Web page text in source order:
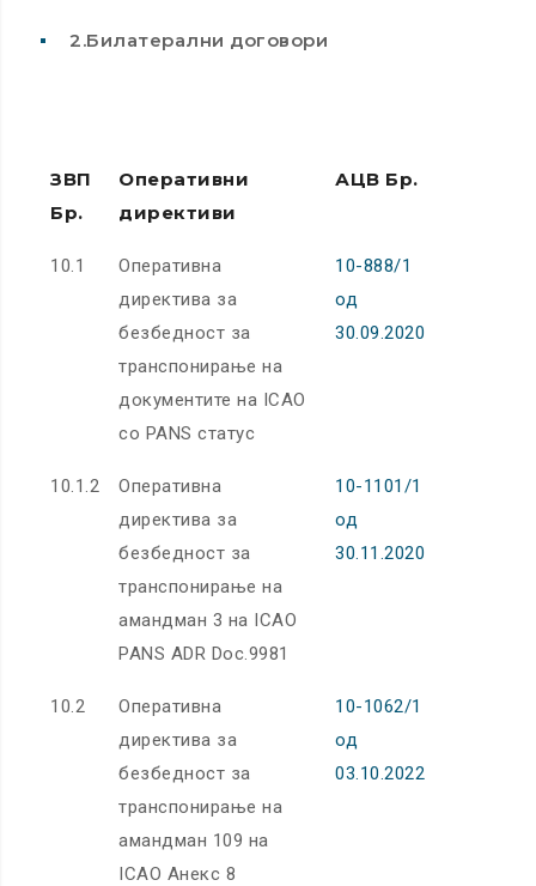
2.Билатерални договори
ЗВП
Бр.
Оперативни
директиви
АЦВ Бр.
10.1
Оперативна
директива за
безбедност за
транспонирање на
документите на ICAO
со PANS статус
10-888/1
од
30.09.2020
10.1.2
Оперативна
директива за
безбедност за
транспонирање на
амандман 3 на ICAO
PANS ADR Doc.9981
10-1101/1
од
30.11.2020
10.2
Оперативна
директива за
безбедност за
транспонирање на
амандман 109 на
ICAO Анекс 8
10-1062/1
од
03.10.2022